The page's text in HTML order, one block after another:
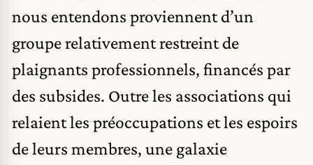
nous entendons proviennent d’un
groupe relativement restreint de
plaignants professionnels, financés par
des subsides. Outre les associations qui
relaient les préoccupations et les espoirs
de leurs membres, une galaxie